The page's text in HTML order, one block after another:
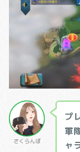
さくらんぼ
プ
軍
ャ